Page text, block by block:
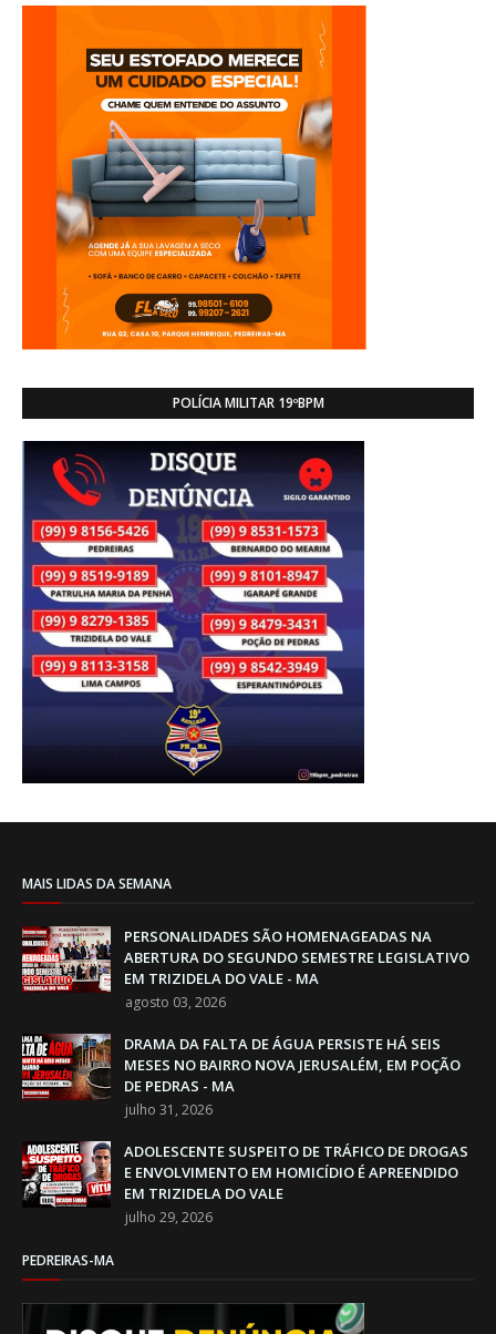
POLÍCIA MILITAR 19ºBPM
MAIS LIDAS DA SEMANA
PERSONALIDADES SÃO HOMENAGEADAS NA
ABERTURA DO SEGUNDO SEMESTRE LEGISLATIVO
EM TRIZIDELA DO VALE - MA
agosto 03, 2026
DRAMA DA FALTA DE ÁGUA PERSISTE HÁ SEIS
MESES NO BAIRRO NOVA JERUSALÉM, EM POÇÃO
DE PEDRAS - MA
julho 31, 2026
ADOLESCENTE SUSPEITO DE TRÁFICO DE DROGAS
E ENVOLVIMENTO EM HOMICÍDIO É APREENDIDO
EM TRIZIDELA DO VALE
julho 29, 2026
PEDREIRAS-MA